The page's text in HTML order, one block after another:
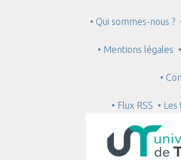
• Qui sommes-nous ?
• Mentions légales
•
• Flux RSS •